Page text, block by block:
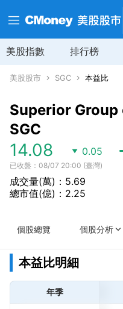
美股指數 排行榜
美股股市 SGC 本益比
Superior
SGC
14.08 0.05
已收盤：08/07 20:00 (臺灣)
成交量(萬)：5.69
總市值(億)：2.25
個股總覽 個股分析
本益比明細
年季